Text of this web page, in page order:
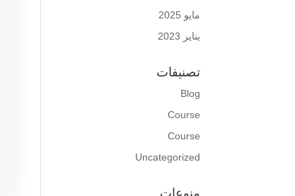
مايو 2025
يناير 2023
تصنيفات
Blog
Course
Course
Uncategorized
منوعات